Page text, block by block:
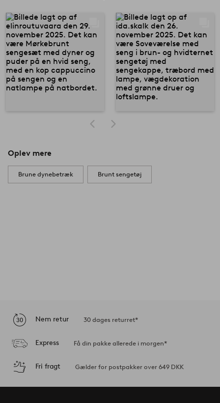
Oplev mere
Brune dynebetræk Brunt sengetøj
Nem retur 30 dages returret*
Express Få din pakke allerede i morgen*
Fri fragt Gælder for postpakker over 649 DKK